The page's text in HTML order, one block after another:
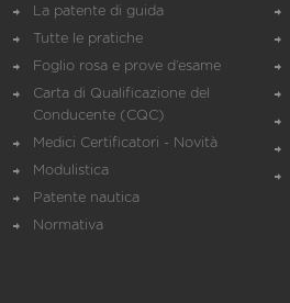
La patente di guida
Tutte le pratiche
Foglio rosa e prove d’esame
Carta di Qualificazione del
Conducente (CQC)
Medici Certificatori - Novità
Modulistica
Patente nautica
Normativa